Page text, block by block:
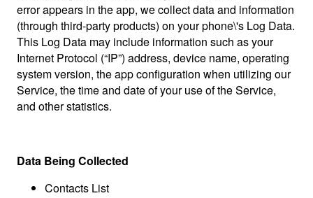
error appears in the app, we collect data and information
(through third-party products) on your phone\'s Log Data.
This Log Data may include information such as your
Internet Protocol (“IP”) address, device name, operating
system version, the app configuration when utilizing our
Service, the time and date of your use of the Service,
and other statistics.
Data Being Collected
Contacts List